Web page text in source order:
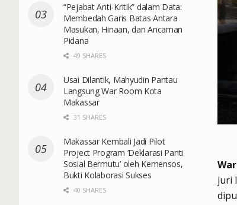
juri
“Pejabat Anti-Kritik” dalam Data:
Membedah Garis Batas Antara
Masukan, Hinaan, dan Ancaman
Pidana
49 SHARES
Usai Dilantik, Mahyudin Pantau
Langsung War Room Kota
Makassar
31 SHARES
Makassar Kembali Jadi Pilot
Project Program ‘Deklarasi Panti
Sosial Bermutu’ oleh Kemensos,
Bukti Kolaborasi Sukses
40 SHARES